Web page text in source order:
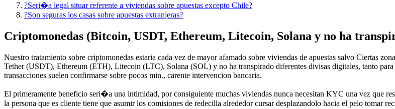
?Seri�a legal situar referente a viviendas sobre apuestas excepto Chile?
?Son seguras los casas sobre apuestas extranjeras?
Criptomonedas (Bitcoin, USDT, Ethereum, Litecoin, Solana y no ha
Nuestro tratamiento sobre criptomonedas estaria cada vez de mayor afamado sobre viviendas de apuestas salvo Ciertas
Tether (USDT), Ethereum (ETH), Litecoin (LTC), Solana (SOL) y no ha transpirado diferentes divisas digitales, tanto
transacciones suelen confirmarse sobre pocos min., carente intervencion bancaria.
El primeramente beneficio seri�a una intimidad, por consiguiente muchas viviendas nunca necesitan KYC una vez que
la persona que es cliente tiene que asumir los comisiones de redecilla alrededor cursar desplazandolo hacia el pelo tomar